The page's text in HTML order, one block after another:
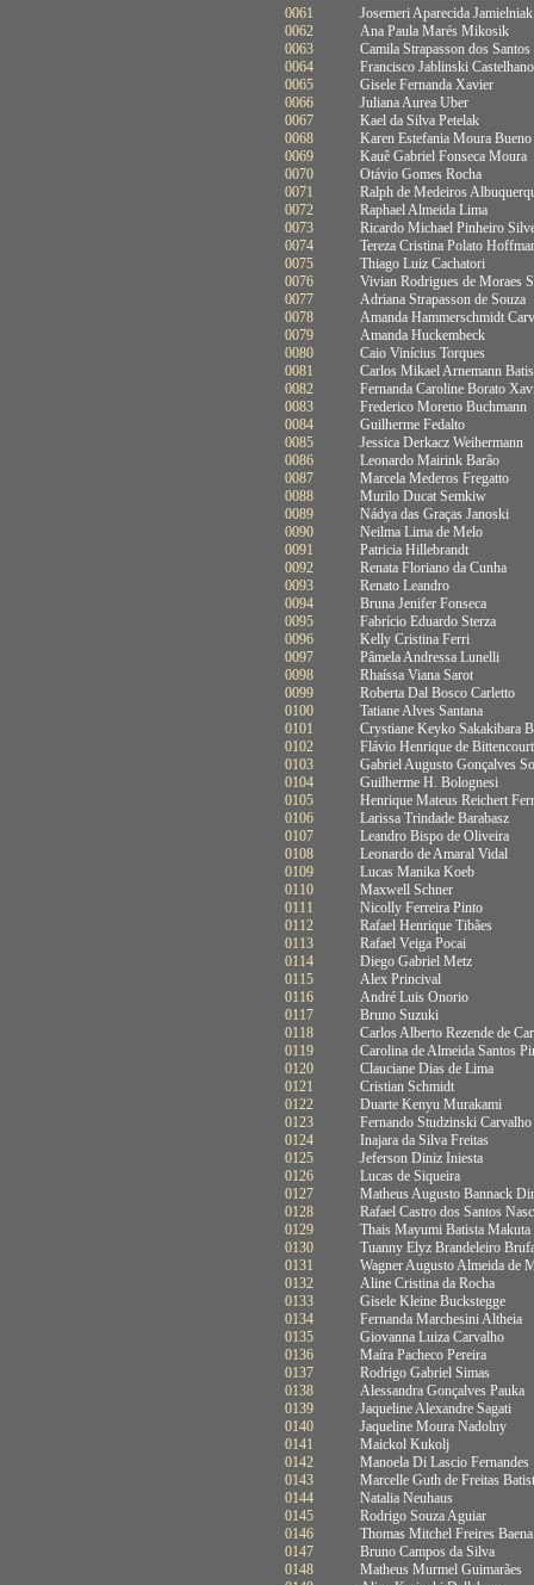
0061
Josemeri Aparecida Jamielniak
0062
Ana Paula Marés Mikosik
0063
Camila Strapasson dos Santos
0064
Francisco Jablinski Castelhano
0065
Gisele Fernanda Xavier
0066
Juliana Aurea Uber
0067
Kael da Silva Petelak
0068
Karen Estefania Moura Bueno
0069
Kauê Gabriel Fonseca Moura
0070
Otávio Gomes Rocha
0071
Ralph de Medeiros
0072
Raphael Almeida Lima
0073
Ricardo Michael Pinheiro
0074
Tereza Cristina Polato
0075
Thiago Luiz Cachatori
0076
Vivian Rodrigues de Moraes
0077
Adriana Strapasson de Souza
0078
Amanda Hammerschmidt
0079
Amanda Huckembeck
0080
Caio Vinícius Torques
0081
Carlos Mikael Arnemann
0082
Fernanda Caroline Borato
0083
Frederico Moreno Buchmann
0084
Guilherme Fedalto
0085
Jessica Derkacz Weihermann
0086
Leonardo Mairink Barão
0087
Marcela Mederos Fregatto
0088
Murilo Ducat Semkiw
0089
Nádya das Graças Janoski
0090
Neilma Lima de Melo
0091
Patricia Hillebrandt
0092
Renata Floriano da Cunha
0093
Renato Leandro
0094
Bruna Jenifer Fonseca
0095
Fabrício Eduardo Sterza
0096
Kelly Cristina Ferri
0097
Pâmela Andressa Lunelli
0098
Rhaíssa Viana Sarot
0099
Roberta Dal Bosco Carletto
0100
Tatiane Alves Santana
0101
Crystiane Keyko Sakakibara
0102
Flávio Henrique de
0103
Gabriel Augusto Gonçalves
0104
Guilherme H. Bolognesi
0105
Henrique Mateus Reichert
0106
Larissa Trindade Barabasz
0107
Leandro Bispo de Oliveira
0108
Leonardo de Amaral Vidal
0109
Lucas Manika Koeb
0110
Maxwell Schner
0111
Nicolly Ferreira Pinto
0112
Rafael Henrique Tibães
0113
Rafael Veiga Pocai
0114
Diego Gabriel Metz
0115
Alex Princival
0116
André Luis Onorio
0117
Bruno Suzuki
0118
Carlos Alberto Rezende de
0119
Carolina de Almeida Santos
0120
Clauciane Dias de Lima
0121
Cristian Schmidt
0122
Duarte Kenyu Murakami
0123
Fernando Studzinski Carvalho
0124
Inajara da Silva Freitas
0125
Jeferson Diniz Iniesta
0126
Lucas de Siqueira
0127
Matheus Augusto Bannack
0128
Rafael Castro dos Santos
0129
Thais Mayumi Batista Makuta
0130
Tuanny Elyz Brandeleiro
0131
Wagner Augusto Almeida de
0132
Aline Cristina da Rocha
0133
Gisele Kleine Buckstegge
0134
Fernanda Marchesini Altheia
0135
Giovanna Luiza Carvalho
0136
Maíra Pacheco Pereira
0137
Rodrigo Gabriel Simas
0138
Alessandra Gonçalves Pauka
0139
Jaqueline Alexandre Sagati
0140
Jaqueline Moura Nadolny
0141
Maickol Kukolj
0142
Manoela Di Lascio Fernandes
0143
Marcelle Guth de Freitas
0144
Natalia Neuhaus
0145
Rodrigo Souza Aguiar
0146
Thomas Mitchel Freires Baena
0147
Bruno Campos da Silva
0148
Matheus Murmel Guimarães